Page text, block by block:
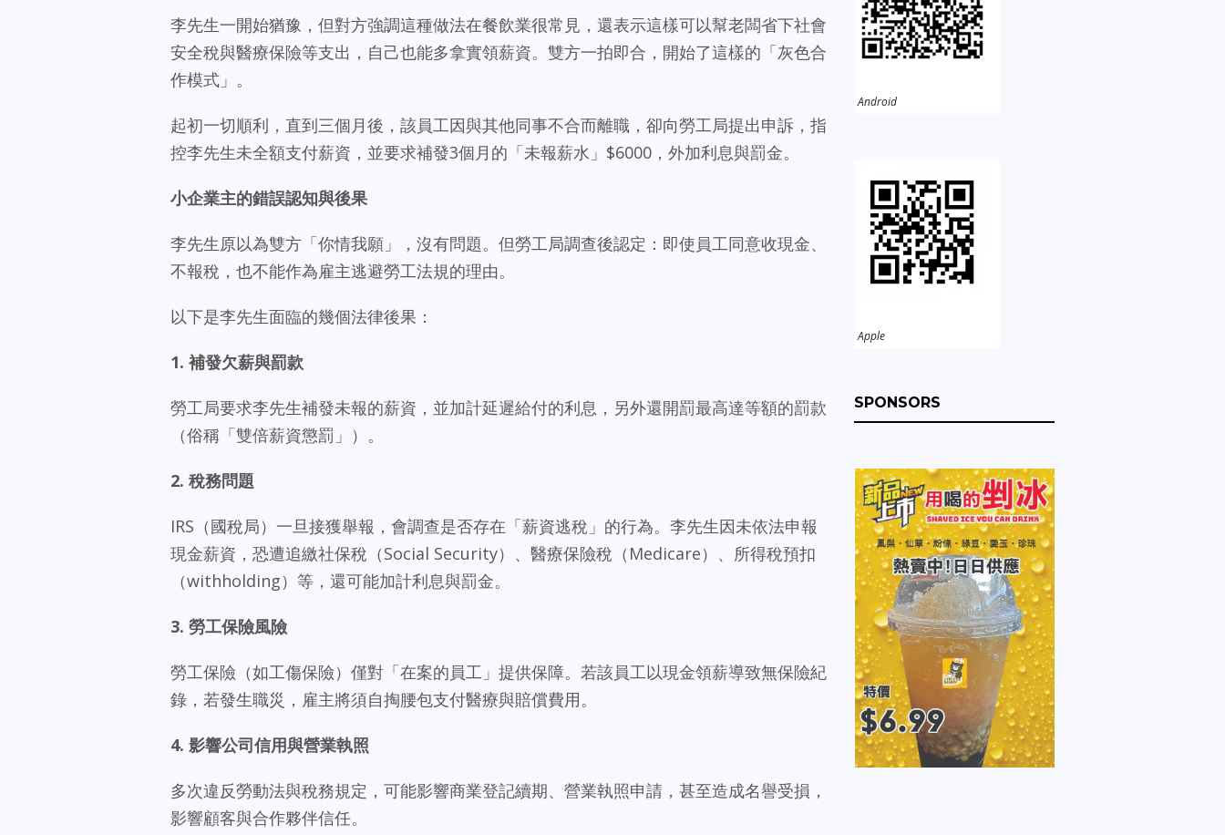
李先生一開始猶豫，但對方強調這種做法在餐飲業很常見，還表示這樣可以幫老闆省下社會
安全稅與醫療保險等支出，自己也能多拿實領薪資。雙方一拍即合，開始了這樣的「灰色合
作模式」。
起初一切順利，直到三個月後，該員工因與其他同事不合而離職，卻向勞工局提出申訴，指
控李先生未全額支付薪資，並要求補發3個月的「未報薪水」$6000，外加利息與罰金。
小企業主的錯誤認知與後果
李先生原以為雙方「你情我願」，沒有問題。但勞工局調查後認定：即使員工同意收現金、
不報稅，也不能作為雇主逃避勞工法規的理由。
以下是李先生面臨的幾個法律後果：
1. 補發欠薪與罰款
勞工局要求李先生補發未報的薪資，並加計延遲給付的利息，另外還開罰最高達等額的罰款
（俗稱「雙倍薪資懲罰」）。
2. 稅務問題
IRS（國稅局）一旦接獲舉報，會調查是否存在「薪資逃稅」的行為。李先生因未依法申報
現金薪資，恐遭追繳社保稅（Social Security）、醫療保險稅（Medicare）、所得稅預扣
（withholding）等，還可能加計利息與罰金。
3. 勞工保險風險
勞工保險（如工傷保險）僅對「在案的員工」提供保障。若該員工以現金領薪導致無保險紀
錄，若發生職災，雇主將須自掏腰包支付醫療與賠償費用。
4. 影響公司信用與營業執照
多次違反勞動法與稅務規定，可能影響商業登記續期、營業執照申請，甚至造成名譽受損，
影響顧客與合作夥伴信任。
Android
Apple
SPONSORS